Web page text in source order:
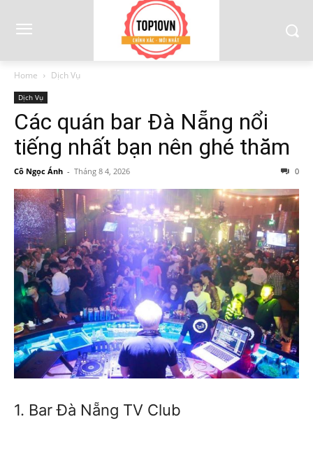
Home Dịch Vụ
Dịch Vụ
Các quán bar Đà Nẵng nổi
tiếng nhất bạn nên ghé thăm
Cô Ngọc Ánh - Tháng 8 4, 2026 0
1. Bar Đà Nẵng TV Club